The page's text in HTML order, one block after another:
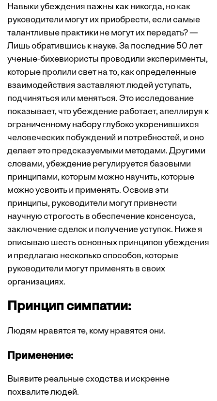
Навыки убеждения важны как никогда, но как
руководители могут их приобрести, если самые
талантливые практики не могут их передать? —
Лишь обратившись к науке. За последние 50 лет
ученые-бихевиористы проводили эксперименты,
которые пролили свет на то, как определенные
взаимодействия заставляют людей уступать,
подчиняться или меняться. Это исследование
показывает, что убеждение работает, апеллируя к
ограниченному набору глубоко укоренившихся
человеческих побуждений и потребностей, и оно
делает это предсказуемыми методами. Другими
словами, убеждение регулируется базовыми
принципами, которым можно научить, которые
можно усвоить и применять. Освоив эти
принципы, руководители могут привнести
научную строгость в обеспечение консенсуса,
заключение сделок и получение уступок. Ниже я
описываю шесть основных принципов убеждения
и предлагаю несколько способов, которые
руководители могут применять в своих
организациях.
Принцип симпатии:
Людям нравятся те, кому нравятся они.
Применение:
Выявите реальные сходства и искренне
похвалите людей.